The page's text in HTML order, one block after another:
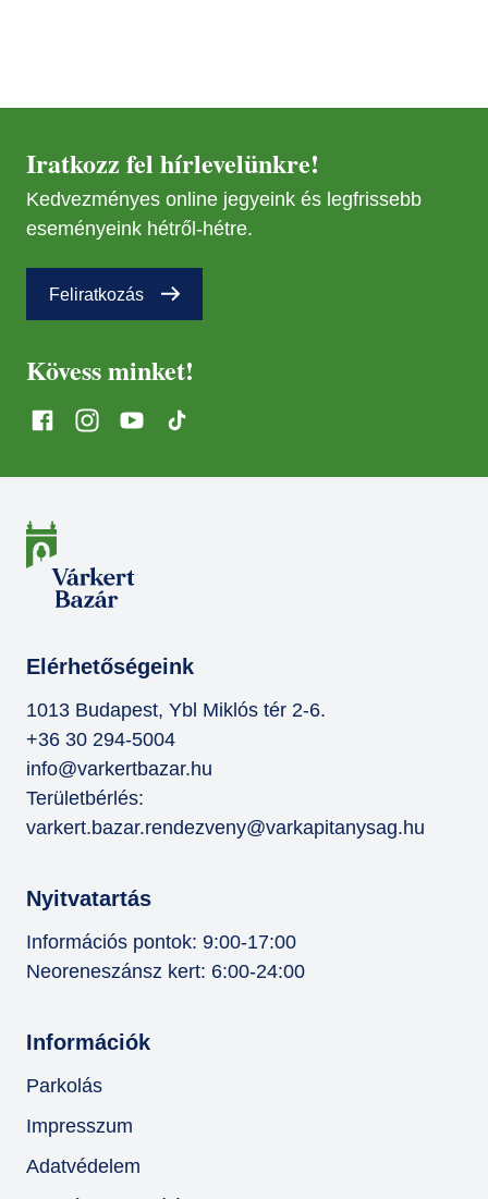
Iratkozz fel hírlevelünkre!
Kedvezményes online jegyeink és legfrissebb
eseményeink hétről-hétre.
Feliratkozás
Kövess minket!
Elérhetőségeink
1013 Budapest, Ybl Miklós tér 2-6.
+36 30 294-5004
info@varkertbazar.hu
Területbérlés:
varkert.bazar.rendezveny@varkapitanysag.hu
Nyitvatartás
Információs pontok: 9:00-17:00
Neoreneszánsz kert: 6:00-24:00
Információk
Parkolás
Impresszum
Adatvédelem